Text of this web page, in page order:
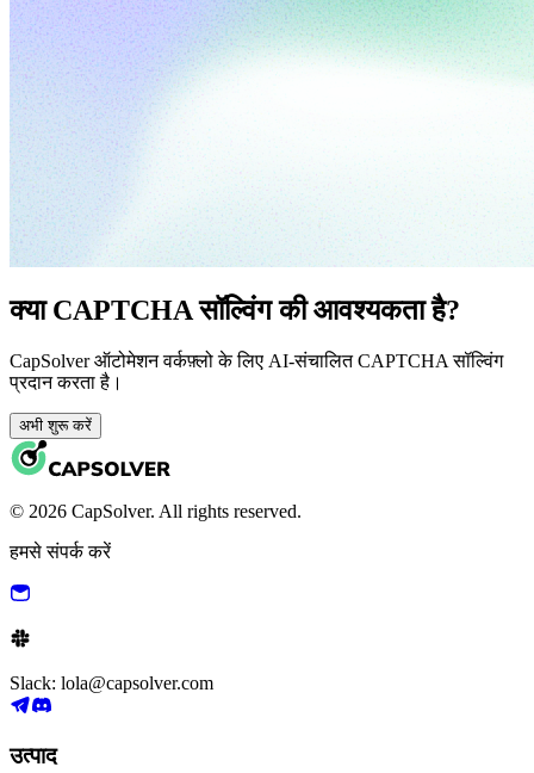
क्या CAPTCHA सॉल्विंग की आवश्यकता है?
CapSolver ऑटोमेशन वर्कफ़्लो के लिए AI-संचालित CAPTCHA सॉल्विंग
प्रदान करता है।
अभी शुरू करें
© 2026 CapSolver. All rights reserved.
हमसे संपर्क करें
Slack: lola@capsolver.com
उत्पाद